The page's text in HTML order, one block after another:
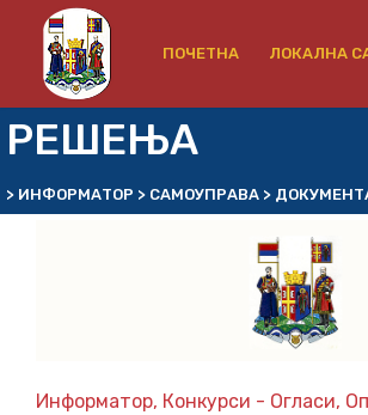
ПОЧЕТНА ЛОКАЛНА
РЕШЕЊА
> ИНФОРМАТОР > САМОУПРАВА >
Информатор, Конкурси - Огласи,